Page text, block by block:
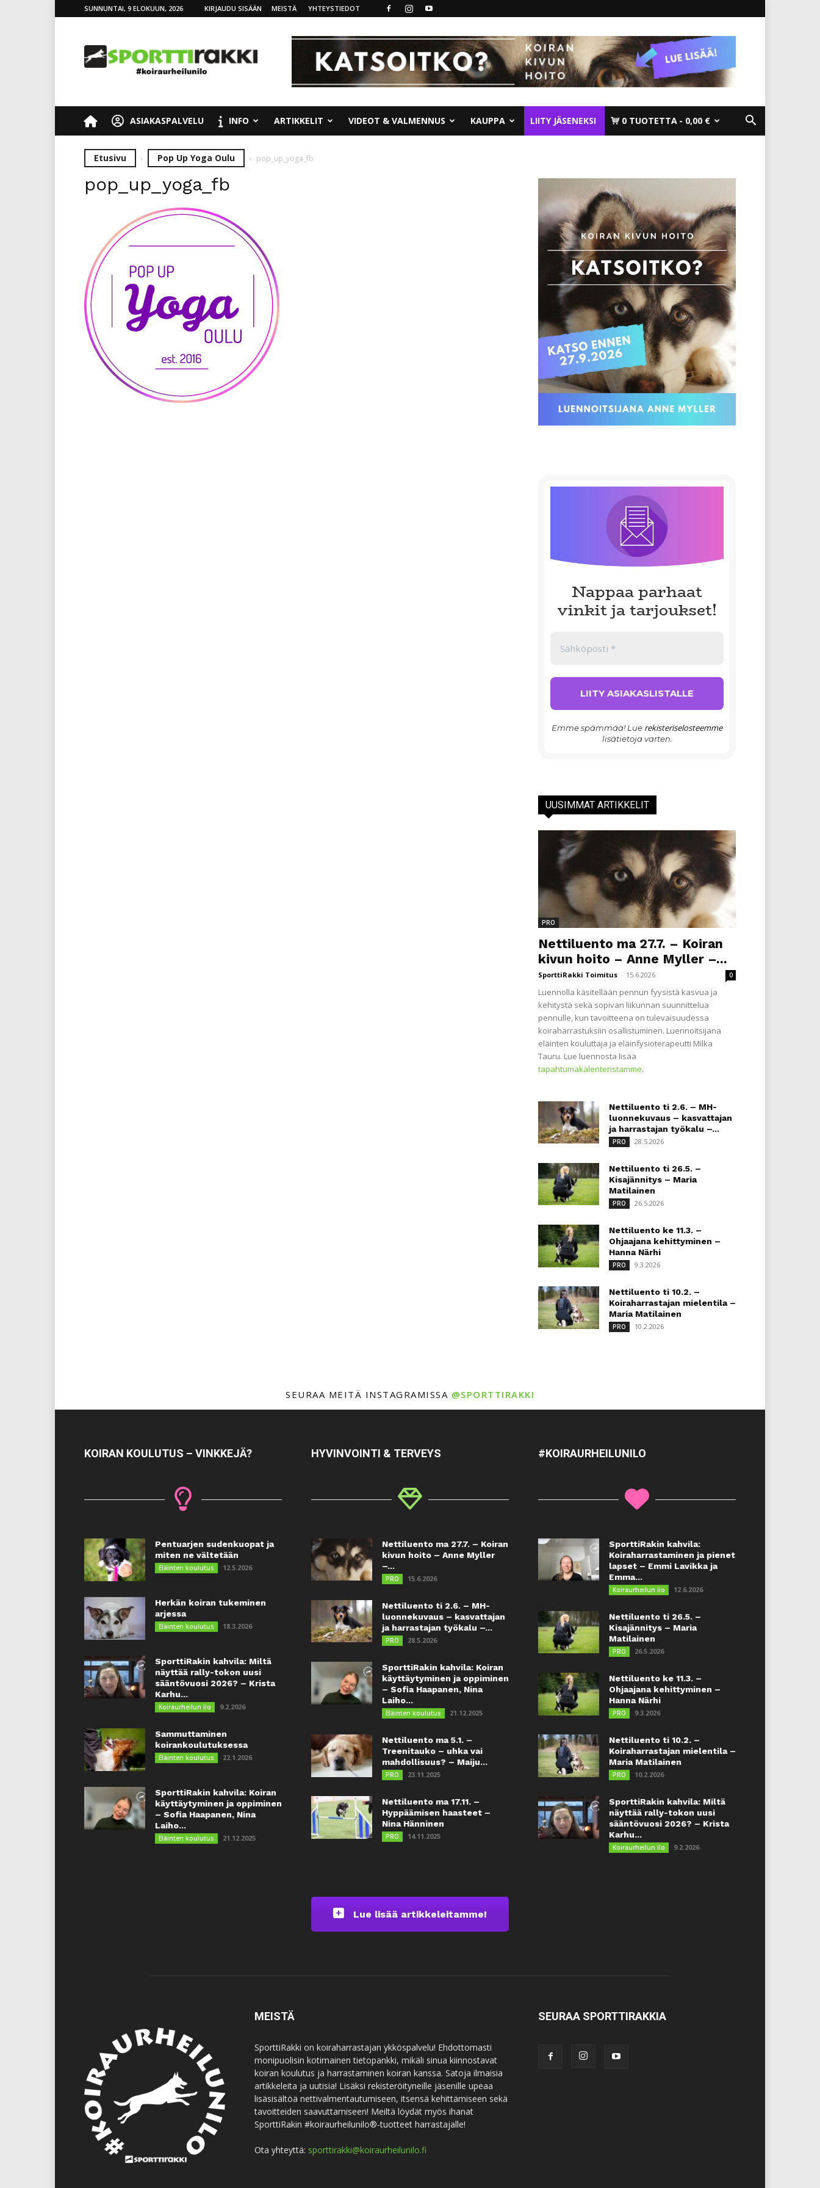
SUNNUNTAI, 9 ELOKUUN, 2026 KIRJAUDU SISÄÄN MEISTÄ YHTEYSTIEDOT
ASIAKASPALVELU INFO ARTIKKELIT VIDEOT & VALMENNUS KAUPPA LIITY JÄSENEKSI 0 TUOTETTA 0,00 €
Etusivu Pop Up Yoga Oulu pop_up_yoga_fb
pop_up_yoga_fb
Nappaa parhaat
vinkit ja tarjoukset!
Emme spämmää! Lue rekisteriselosteemme
lisätietoja varten.
UUSIMMAT ARTIKKELIT
PRO
Nettiluento ma 27.7. – Koiran
kivun hoito – Anne Myller –...
SporttiRakki Toimitus - 15.6.2026 0
Luennolla käsitellään pennun fyysistä kasvua ja
kehitystä sekä sopivan liikunnan suunnittelua
pennulle, kun tavoitteena on tulevaisuudessa
koiraharrastuksiin osallistuminen. Luennoitsijana
eläinten kouluttaja ja eläinfysioterapeutti Milka
Tauru. Lue luennosta lisää
tapahtumakalenteristamme.
Nettiluento ti 2.6. – MH-
luonnekuvaus – kasvattajan
ja harrastajan työkalu –...
PRO 28.5.2026
Nettiluento ti 26.5. –
Kisajännitys – Maria
Matilainen
PRO 26.5.2026
Nettiluento ke 11.3. –
Ohjaajana kehittyminen –
Hanna Närhi
PRO 9.3.2026
Nettiluento ti 10.2. –
Koiraharrastajan mielentila –
Maria Matilainen
PRO 10.2.2026
SEURAA MEITÄ INSTAGRAMISSA @SPORTTIRAKKI
KOIRAN KOULUTUS – VINKKEJÄ?
Pentuarjen sudenkuopat ja
miten ne vältetään
Eläinten koulutus 12.5.2026
Herkän koiran tukeminen
arjessa
Eläinten koulutus 18.3.2026
SporttiRakin kahvila: Miltä
näyttää rally-tokon uusi
sääntövuosi 2026? – Krista
Karhu...
Koiraurheilun ilo 9.2.2026
Sammuttaminen
koirankoulutuksessa
Eläinten koulutus 22.1.2026
SporttiRakin kahvila: Koiran
käyttäytyminen ja oppiminen
– Sofia Haapanen, Nina
Laiho...
Eläinten koulutus 21.12.2025
HYVINVOINTI & TERVEYS
Nettiluento ma 27.7. – Koiran
kivun hoito – Anne Myller
–...
PRO 15.6.2026
Nettiluento ti 2.6. – MH-
luonnekuvaus – kasvattajan
ja harrastajan työkalu –...
PRO 28.5.2026
SporttiRakin kahvila: Koiran
käyttäytyminen ja oppiminen
– Sofia Haapanen, Nina
Laiho...
Eläinten koulutus 21.12.2025
Nettiluento ma 5.1. –
Treenitauko – uhka vai
mahdollisuus? – Maiju...
PRO 23.11.2025
Nettiluento ma 17.11. –
Hyppäämisen haasteet –
Nina Hänninen
PRO 14.11.2025
Lue lisää artikkeleitamme!
#KOIRAURHEILUNILO
SporttiRakin kahvila:
Koiraharrastaminen ja pienet
lapset – Emmi Lavikka ja
Emma...
Koiraurheilun ilo 12.6.2026
Nettiluento ti 26.5. –
Kisajännitys – Maria
Matilainen
PRO 26.5.2026
Nettiluento ke 11.3. –
Ohjaajana kehittyminen –
Hanna Närhi
PRO 9.3.2026
Nettiluento ti 10.2. –
Koiraharrastajan mielentila –
Maria Matilainen
PRO 10.2.2026
SporttiRakin kahvila: Miltä
näyttää rally-tokon uusi
sääntövuosi 2026? – Krista
Karhu...
Koiraurheilun ilo 9.2.2026
MEISTÄ
SporttiRakki on koiraharrastajan ykköspalvelu! Ehdottomasti
monipuolisin kotimainen tietopankki, mikäli sinua kiinnostavat
koiran koulutus ja harrastaminen koiran kanssa. Satoja ilmaisia
artikkeleita ja uutisia! Lisäksi rekisteröityneille jäsenille upeaa
lisäsisältöä nettivalmentautumiseen, itsensä kehittämiseen sekä
tavoitteiden saavuttamiseen! Meiltä löydät myös ihanat
SporttiRakin #koiraurheilunilo®-tuotteet harrastajalle!
Ota yhteyttä: sporttirakki@koiraurheilunilo.fi
SEURAA SPORTTIRAKKIA